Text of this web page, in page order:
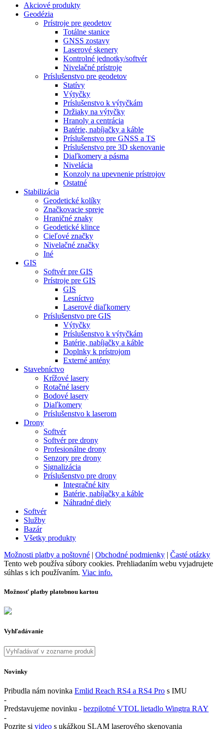
Akciové produkty
Geodézia
Prístroje pre geodetov
Totálne stanice
GNSS zostavy
Laserové skenery
Kontrolné jednotky/softvér
Nivelačné prístroje
Príslušenstvo pre geodetov
Statívy
Výtyčky
Príslušenstvo k výtyčkám
Držiaky na výtyčky
Hranoly a centrácia
Batérie, nabíjačky a káble
Príslušenstvo pre GNSS a TS
Príslušenstvo pre 3D skenovanie
Diaľkomery a pásma
Nivelácia
Konzoly na upevnenie prístrojov
Ostatné
Stabilizácia
Geodetické kolíky
Značkovacie spreje
Hraničné znaky
Geodetické klince
Cieľové značky
Nivelačné značky
Iné
GIS
Softvér pre GIS
Prístroje pre GIS
GIS
Lesníctvo
Laserové diaľkomery
Príslušenstvo pre GIS
Výtyčky
Príslušenstvo k výtyčkám
Batérie, nabíjačky a káble
Doplnky k prístrojom
Externé antény
Stavebníctvo
Krížové lasery
Rotačné lasery
Bodové lasery
Diaľkomery
Príslušenstvo k laserom
Drony
Softvér
Softvér pre drony
Profesionálne drony
Senzory pre drony
Signalizácia
Príslušenstvo pre drony
Integračné kity
Batérie, nabíjačky a káble
Náhradné diely
Softvér
Služby
Bazár
Všetky produkty
Možnosti platby a poštovné | Obchodné podmienky | Časté otázky
Tento web používa súbory cookies. Prehliadaním webu vyjadrujete
súhlas s ich používaním. Viac info.
Možnosť platby platobnou kartou
Vyhľadávanie
Novinky
Pribudla nám novinka Emlid Reach RS4 a RS4 Pro s IMU
-
Predstavujeme novinku - bezpilotné VTOL lietadlo Wingtra RAY
-
Pozrite si video s ukážkou SLAM laserového skenovania